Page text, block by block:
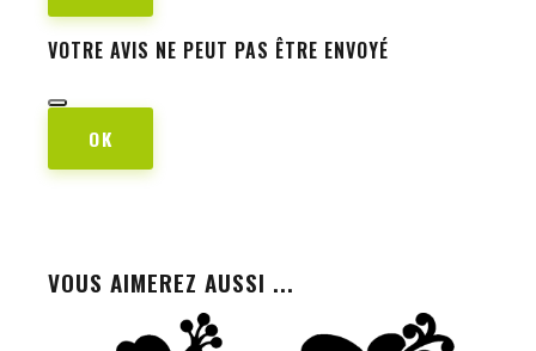
VOTRE AVIS NE PEUT PAS ÊTRE ENVOYÉ
OK
VOUS AIMEREZ AUSSI ...